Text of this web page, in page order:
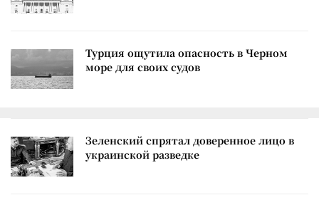
Турция ощутила опасность в Черном
море для своих судов
Зеленский спрятал доверенное лицо в
украинской разведке